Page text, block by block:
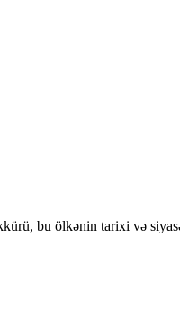
bu ölkənin tarixi və